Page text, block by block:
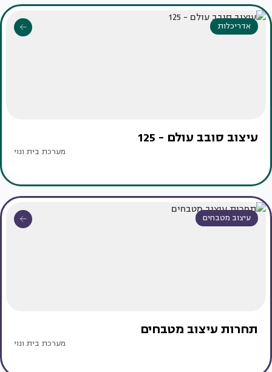
אדריכלות
עיצוב סובב עולם - 125
מערכת בית ונוי
עיצוב מטבחים
תחרות עיצוב מטבחים
מערכת בית ונוי